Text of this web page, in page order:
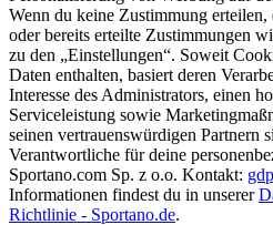
Wenn du keine Zustimmung
oder bereits erteilte Zustimmungen
zu den „Einstellungen“. Soweit
Daten enthalten, basiert deren
Interesse des Administrators, einen
Serviceleistung sowie
seinen vertrauenswürdigen Partnern
Verantwortliche für deine
Sportano.com Sp. z o.o. Kontakt:
Informationen findest du in unserer
Richtlinie - Sportano.de.